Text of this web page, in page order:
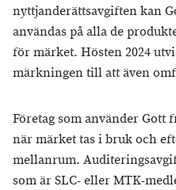
nyttjanderättsavgiften kan
användas på alla de
för märket. Hösten 2024
märkningen till att även
Företag som använder
när märket tas i bruk och
mellanrum.
som är SLC- eller MTK-